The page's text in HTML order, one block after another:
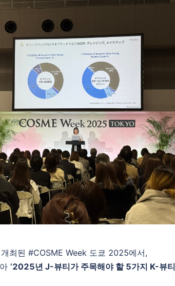
최된 #COSME Week 도쿄 2025에서,
‘2025년 J-뷰티가 주목해야 할 5가지 K-뷰티